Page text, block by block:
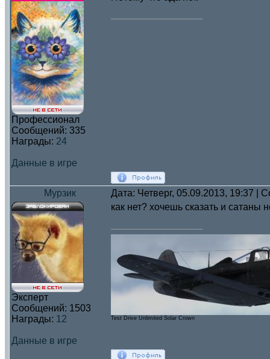
Профессионал
Сообщений: 335
Награды: 24
Данные в игре
Мурзик Дата: Четверг, 05.09.2013, 19:37 |
Эксперт
Сообщений: 1503
Награды: 12
Данные в игре
как нет? хочешь сказать и сатаны
Test Drive Unlimited Solar Crown